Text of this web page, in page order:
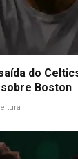
do
Boston